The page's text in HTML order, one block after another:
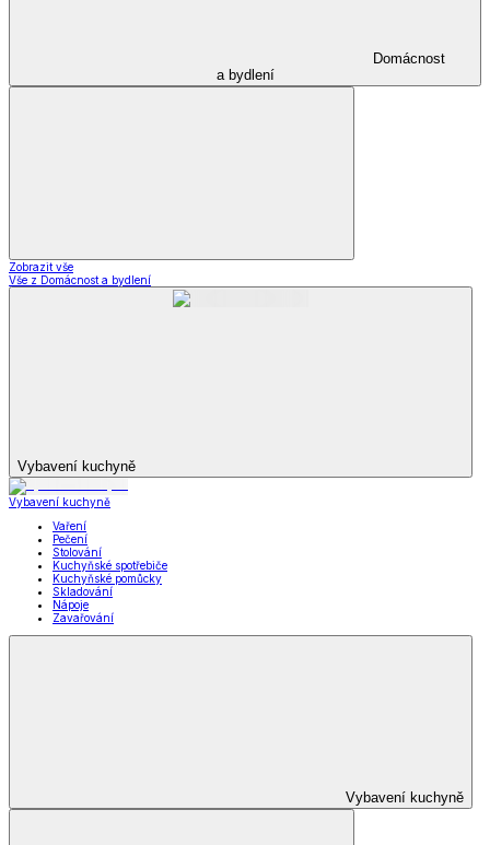
Domácnost
a bydlení
Zobrazit vše
Vše z Domácnost a bydlení
Vybavení kuchyně
Vybavení kuchyně
Vaření
Pečení
Stolování
Kuchyňské spotřebiče
Kuchyňské pomůcky
Skladování
Nápoje
Zavařování
Vybavení kuchyně